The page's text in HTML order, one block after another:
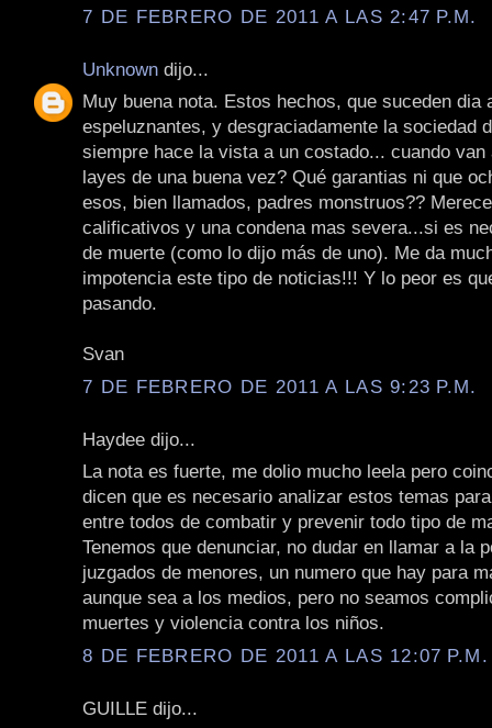
7 DE FEBRERO DE 2011 A LAS 2:47 P.M.
Unknown dijo...
Muy buena nota. Estos hechos, que suceden dia
espeluznantes, y desgraciadamente la sociedad
siempre hace la vista a un costado... cuando
layes de una buena vez? Qué garantias ni que
esos, bien llamados, padres monstruos??
calificativos y una condena mas severa...si es
de muerte (como lo dijo más de uno). Me da
impotencia este tipo de noticias!!! Y lo peor es
pasando.
Svan
7 DE FEBRERO DE 2011 A LAS 9:23 P.M.
Haydee dijo...
La nota es fuerte, me dolio mucho leela pero
dicen que es necesario analizar estos temas
entre todos de combatir y prevenir todo tipo de
Tenemos que denunciar, no dudar en llamar a la
juzgados de menores, un numero que hay para
aunque sea a los medios, pero no seamos
muertes y violencia contra los niños.
8 DE FEBRERO DE 2011 A LAS 12:07 P.M.
GUILLE dijo...